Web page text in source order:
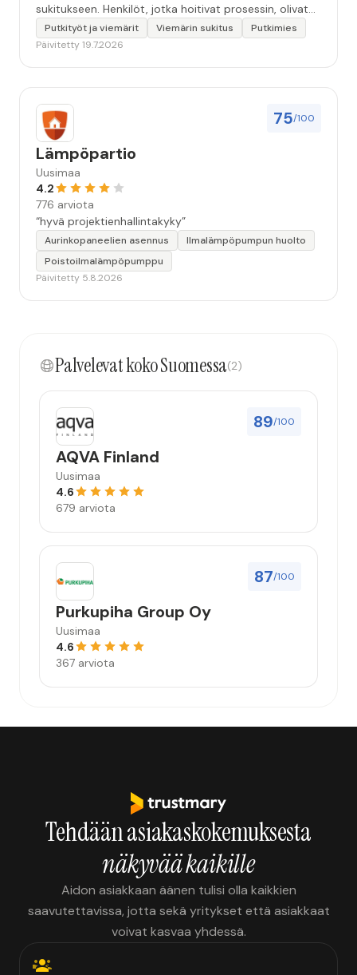
sukitukseen. Henkilöt, jotka hoitivat prosessin, olivat
ammattitaitoisia ja miellyttäviä. Remontin jälkeen
saamani materiaali tehtävän suorittamisesta oli
Putkityöt ja viemärit Viemärin sukitus
Putkimies
Päivitetty 19.7.2026
75/100
Lämpöpartio
Uusimaa
4.2
776 arviota
“hyvä projektienhallintakyky”
Aurinkopaneelien asennus
Ilmalämpöpumpun huolto
Poistoilmalämpöpumppu
Päivitetty 5.8.2026
Palvelevat koko Suomessa(2)
89/100
AQVA Finland
Uusimaa
4.6
679 arviota
87/100
Purkupiha Group Oy
Uusimaa
4.6
367 arviota
Tehdään asiakaskokemuksesta
näkyvää kaikille
Aidon asiakkaan äänen tulisi olla kaikkien
saavutettavissa, jotta sekä yritykset että asiakkaat
voivat kasvaa yhdessä.